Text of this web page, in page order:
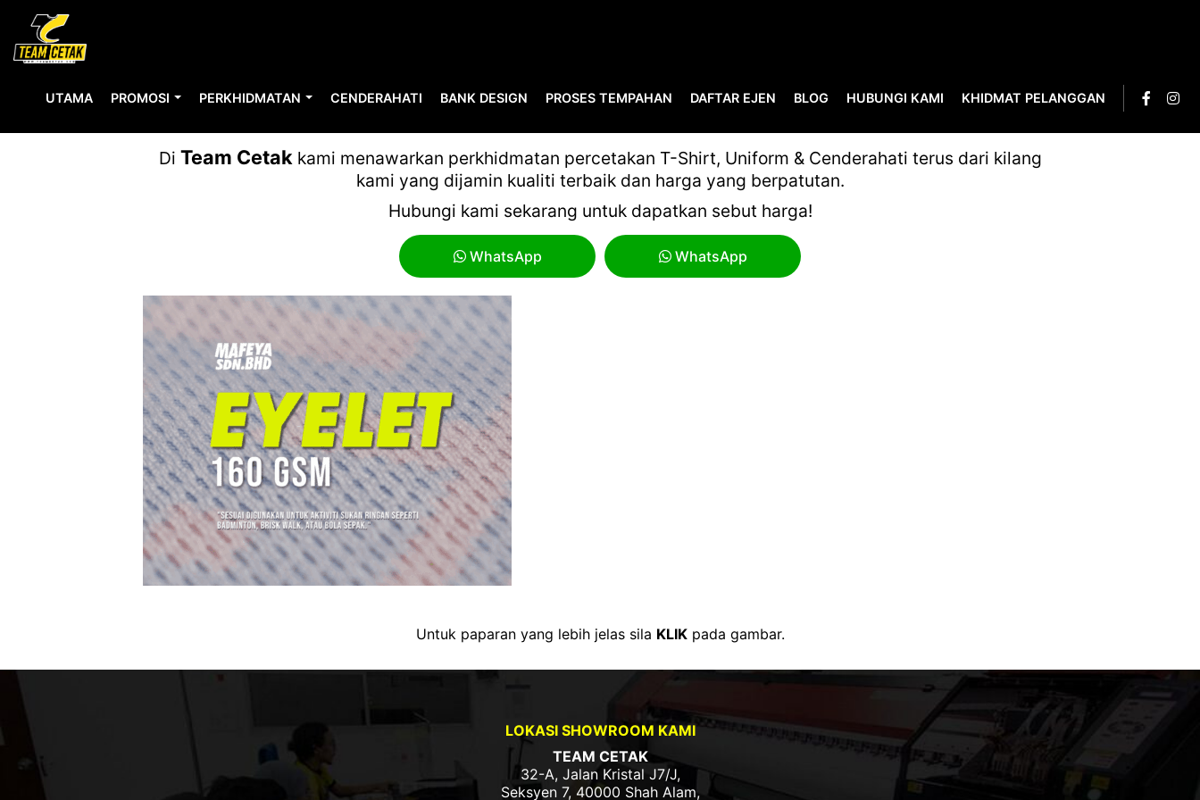
UTAMA PROMOSI PERKHIDMATAN CENDERAHATI BANK DESIGN PROSES TEMPAHAN DAFTAR EJEN BLOG HUBUNGI KAMI KHIDMAT PELANGGAN
Di Team Cetakkami menawarkan perkhidmatan percetakan T-Shirt, Uniform & Cenderahati terus dari kilang
kami yang dijamin kualiti terbaik dan harga yang berpatutan.
Hubungi kami sekarang untuk dapatkan sebut harga!
WhatsApp WhatsApp
Untuk paparan yang lebih jelas sila KLIKpada gambar.
LOKASI SHOWROOM KAMI
TEAM CETAK
32-A, Jalan Kristal J7/J,
Seksyen 7, 40000 Shah Alam,